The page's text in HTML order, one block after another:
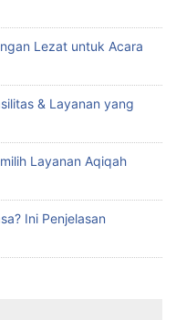
Lezat untuk Acara
& Layanan yang
Layanan Aqiqah
Ini Penjelasan